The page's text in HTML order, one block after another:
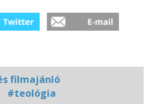
filmajánló
#teológia